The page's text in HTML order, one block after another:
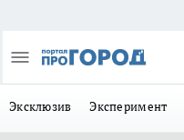
Эксклюзив Эксперимент